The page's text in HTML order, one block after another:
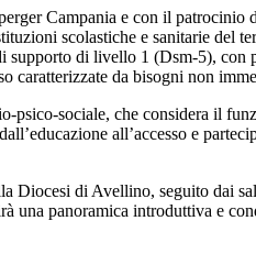
Campania e con il
scolastiche e sanitarie del
di livello 1 (Dsm-5), con
caratterizzate da bisogni non
sociale, che considera il
all’accesso e
Diocesi di Avellino, seguito dai
panoramica introduttiva e